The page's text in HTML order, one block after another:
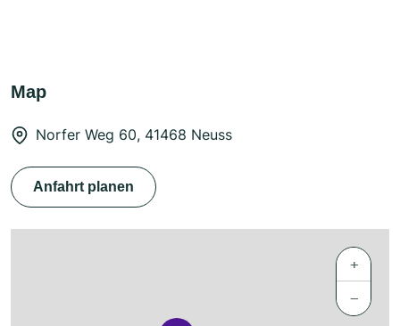
Map
Norfer Weg 60, 41468 Neuss
Anfahrt planen
+
−